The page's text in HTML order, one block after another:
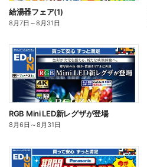
給湯器フェア(1)
8月7日 ～8月31日
RGB Mini LED新レグザが登場
8月6日 ～8月31日